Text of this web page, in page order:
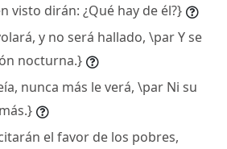
visto dirán: ¿Qué hay de él?}
y no será hallado, \par Y se
nocturna.}
nunca más le verá, \par Ni su
el favor de los pobres,